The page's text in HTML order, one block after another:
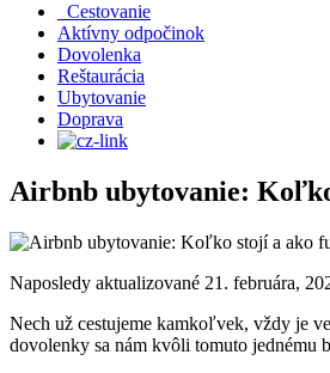
Cestovanie
Aktívny odpočinok
Dovolenka
Reštaurácia
Ubytovanie
Doprava
Airbnb ubytovanie:
Naposledy aktualizované 21. februára,
Nech už cestujeme kamkoľvek, vždy je
dovolenky sa nám kvôli tomuto jednému